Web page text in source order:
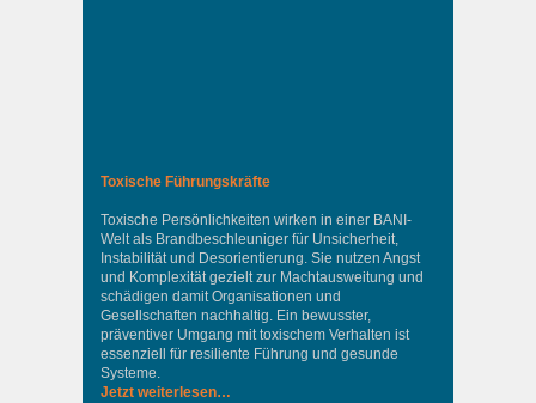
Toxische Führungskräfte
Toxische Persönlichkeiten wirken in einer BANI-
Welt als Brandbeschleuniger für Unsicherheit,
Instabilität und Desorientierung. Sie nutzen Angst
und Komplexität gezielt zur Machtausweitung und
schädigen damit Organisationen und
Gesellschaften nachhaltig. Ein bewusster,
präventiver Umgang mit toxischem Verhalten ist
essenziell für resiliente Führung und gesunde
Systeme.
Jetzt weiterlesen…